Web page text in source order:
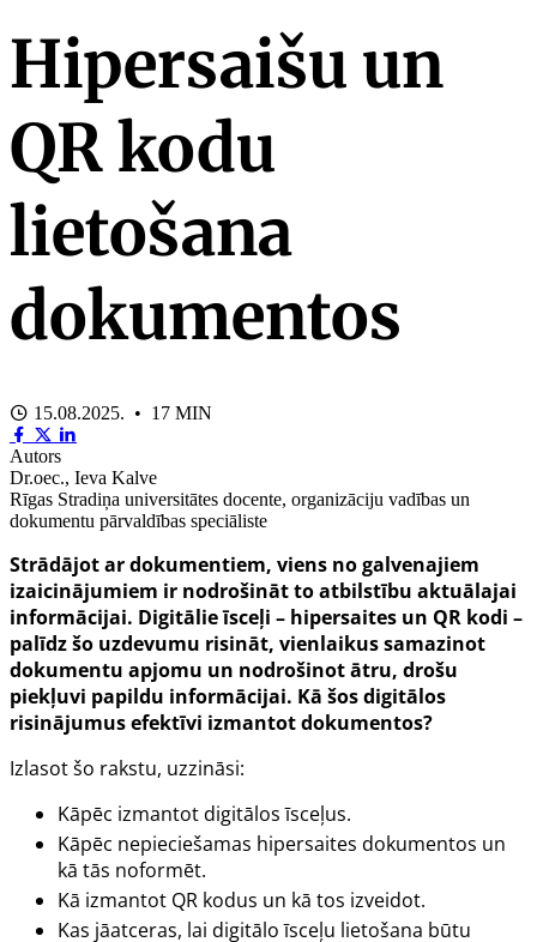
Hipersaišu un
QR kodu
lietošana
dokumentos
15.08.2025. • 17 MIN
Autors
Dr.oec., Ieva Kalve
Rīgas Stradiņa universitātes docente, organizāciju vadības un
dokumentu pārvaldības speciāliste
Strādājot ar dokumentiem, viens no galvenajiem
izaicinājumiem ir nodrošināt to atbilstību aktuālajai
informācijai. Digitālie īsceļi – hipersaites un QR kodi –
palīdz šo uzdevumu risināt, vienlaikus samazinot
dokumentu apjomu un nodrošinot ātru, drošu
piekļuvi papildu informācijai. Kā šos digitālos
risinājumus efektīvi izmantot dokumentos?
Izlasot šo rakstu, uzzināsi:
Kāpēc izmantot digitālos īsceļus.
Kāpēc nepieciešamas hipersaites dokumentos un
kā tās noformēt.
Kā izmantot QR kodus un kā tos izveidot.
Kas jāatceras, lai digitālo īsceļu lietošana būtu